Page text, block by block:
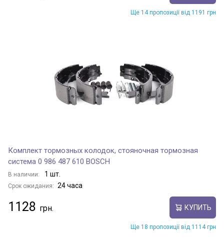
Ще 14 пропозиції від 1191 грн
Комплект тормозных колодок, стояночная тормозная
система 0 986 487 610 BOSCH
В наличии: 1 шт.
Срок ожидания: 24 часа
1128 КУПИТЬ
Ще 18 пропозиції від 1114 грн